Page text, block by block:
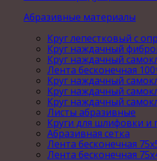
Абразивные материалы
Круг лепестковый с
Круг наждачный
Круг наждачный
Лента бесконечная
Круг наждачный
Круг наждачный
Круг наждачный
Листы абразивные
Круги для шлифовки и
Абразивная сетка
Лента бесконечная
Лента бесконечная